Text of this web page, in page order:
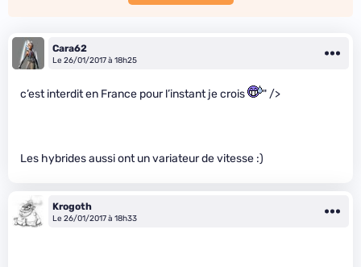
Cara62
Le 26/01/2017 à 18h25
c’est interdit en France pour l’instant je crois " />
Les hybrides aussi ont un variateur de vitesse :)
Krogoth
Le 26/01/2017 à 18h33